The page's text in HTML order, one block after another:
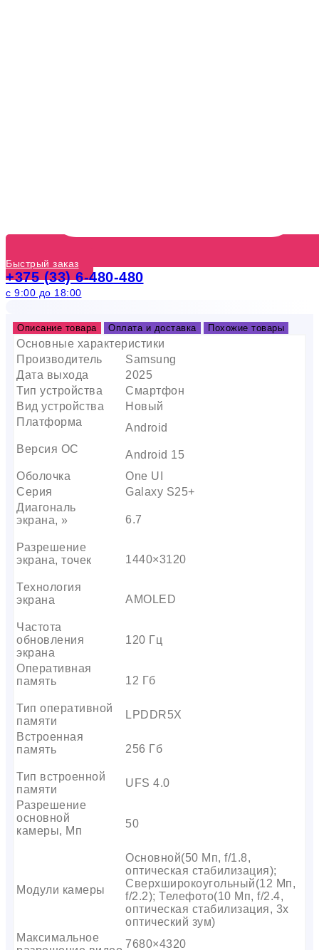
Быстрый заказ
+375 (33) 6-480-480
с 9:00 до 18:00
Описание товара Оплата и доставка Похожие товары
Основные характеристики
Производитель
Samsung
Дата выхода
2025
Тип устройства
Смартфон
Вид устройства
Новый
Платформа
Android
Версия ОС
Android 15
Оболочка
One UI
Серия
Galaxy S25+
Диагональ
экрана, »
6.7
Разрешение
экрана, точек
1440×3120
Технология
экрана
AMOLED
Частота
обновления
экрана
120 Гц
Оперативная
память
12 Гб
Тип оперативной
памяти
LPDDR5X
Встроенная
память
256 Гб
Тип встроенной
памяти
UFS 4.0
Разрешение
основной
камеры, Мп
50
Модули камеры
Основной(50 Мп, f/1.8,
оптическая стабилизация);
Сверхширокоугольный(12 Мп,
f/2.2); Телефото(10 Мп, f/2.4,
оптическая стабилизация, 3x
оптический зум)
Максимальное
7680×4320